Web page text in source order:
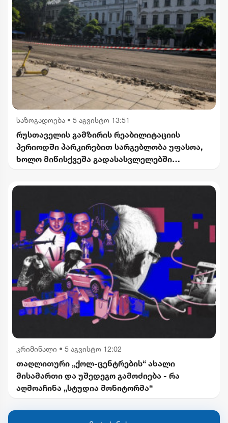
საზოგადოება • 5 აგვისტო 13:51
რუსთაველის გამზირის რეაბილიტაციის
პერიოდში პარკირებით სარგებლობა უფასოა,
ხოლო მიწისქვეშა გადასასვლელებში
გათავისუფლდებიან გადასახადებისგან
კრიმინალი • 5 აგვისტო 12:02
თაღლითური „ქოლ-ცენტრების“ ახალი
მისამართი და უშედეგო გამოძიება - რა
აღმოაჩინა „სტუდია მონიტორმა“